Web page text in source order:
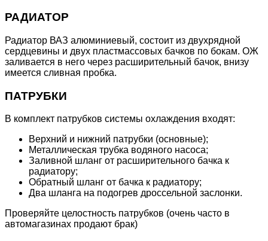
РАДИАТОР
Радиатор ВАЗ алюминиевый, состоит из двухрядной
сердцевины и двух пластмассовых бачков по бокам. ОЖ
заливается в него через расширительный бачок, внизу
имеется сливная пробка.
ПАТРУБКИ
В комплект патрубков системы охлаждения входят:
Верхний и нижний патрубки (основные);
Металлическая трубка водяного насоса;
Заливной шланг от расширительного бачка к
радиатору;
Обратный шланг от бачка к радиатору;
Два шланга на подогрев дроссельной заслонки.
Проверяйте целостность патрубков (очень часто в
автомагазинах продают брак)